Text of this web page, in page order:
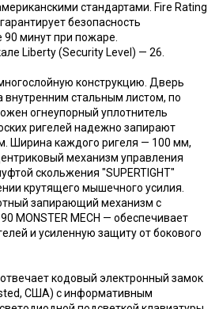
стандартами. Fire Rating
безопасность
минут при пожаре.
Liberty (Security Level) — 26.
конструкцию. Дверь
внутренним стальным листом, по
огнеупорный уплотнитель
ригелей надежно запирают
Ширина каждого ригеля — 100 мм,
механизм управления
скольжения "SUPERTIGHT"
крутящего мышечного усилия.
запирающий механизм с
MONSTER MECH — обеспечивает
и усиленную защиту от бокового
кодовый электронный замок
США) с информативным